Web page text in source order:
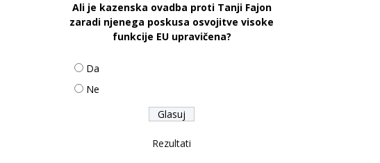
Ali je kazenska ovadba proti Tanji Fajon
zaradi njenega poskusa osvojitve visoke
funkcije EU upravičena?
Da
Ne
Rezultati